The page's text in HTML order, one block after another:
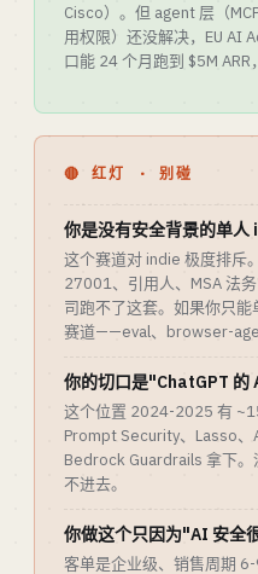
Cisco）。但 agent 层（
用权限）还没解决，EU AI
口能 24 个月跑到 $5M ARR
🔴 红灯 · 别碰
你是没有安全背景的单人
这个赛道对 indie 极度排斥
27001、引用人、MSA 法
司跑不了这套。如果你只
赛道——eval、browser-
你的切口是"ChatGPT 的
这个位置 2024-2025 有
Prompt Security、Lasso、
Bedrock Guardrails 拿下
不进去。
你做这个只因为"AI 安全
客单是企业级、销售周期